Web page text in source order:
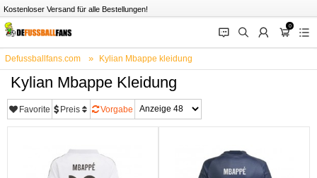
Kostenloser Versand für alle Bestellungen!
󰂱 󰂨 󰃳
0
󰃦 󰃖
Defussballfans.com Kylian Mbappe kleidung
Kylian Mbappe Kleidung
Favorite Preis Vorgabe